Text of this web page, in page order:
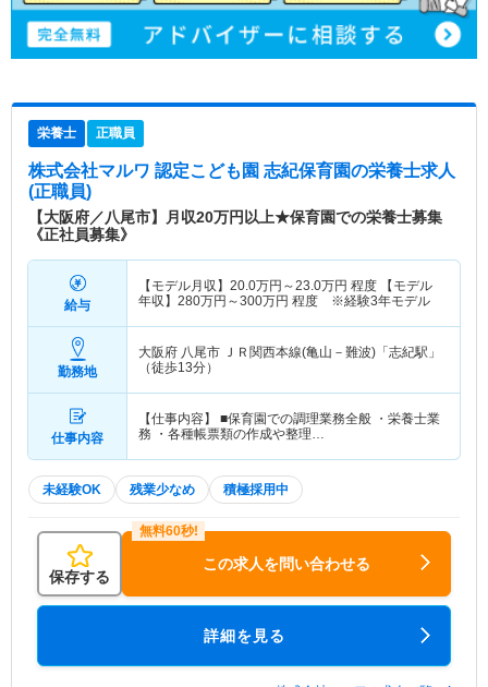
栄養士 正職員
株式会社マルワ 認定こども園 志紀保育園の栄養士求人
(正職員)
【大阪府／八尾市】月収20万円以上★保育園での栄養士募集
《正社員募集》
給与
【モデル月収】 20.0万円～23.0万円 程度 【モデル
年収】 280万円～300万円 程度 ※経験3年モデル
勤務地
大阪府 八尾市 ＪＲ関西本線(亀山－難波)「志紀駅」
（徒歩13分）
仕事内容
【仕事内容】 ■保育園での調理業務全般 ・栄養士業
務 ・各種帳票類の作成や整理…
未経験OK 残業少なめ 積極採用中
保存する
この求人を問い合わせる
詳細を見る